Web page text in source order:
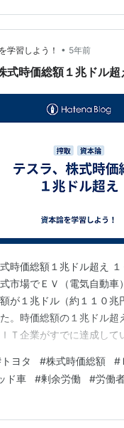
車販売をＥＶかＦＣＶか
ことに端的にしめされる
）をできるだけ長く生産
る、というかたちで内燃
学習しよう！ • 5年前
式時価総額１兆ドル超
時価総額１兆ドル超え １
市場でＥＶ（電気自動車
が１兆ドル（約１１０兆
。時価総額の１兆ドル超
Ｔ企業がすでに達成して
。 車の販売台数では、テ
ないにもかかわらず、株
して肥大化させつづけて
金融機関・独占企業・個
トヨタ #株式時価総額 #
ド車 #剰余労働 #労働